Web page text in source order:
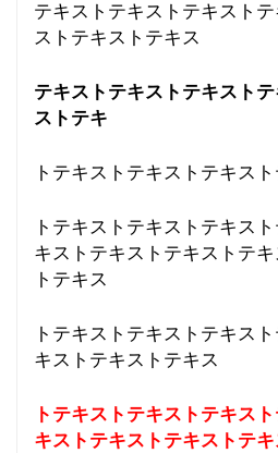
テキストテキストテキスト
ストテキストテキス
テキストテキストテキスト
ストテキ
トテキストテキストテキス
トテキストテキストテキス
キストテキストテキストテ
トテキス
トテキストテキストテキス
キストテキストテキス
トテキストテキストテキス
キストテキストテキストテ